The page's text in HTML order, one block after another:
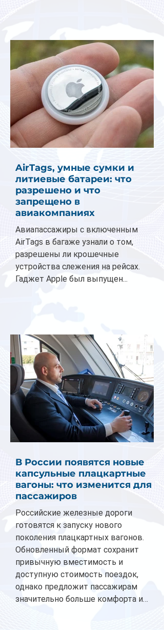
AirTags, умные сумки и
литиевые батареи: что
разрешено и что
запрещено в
авиакомпаниях
Авиапассажиры с включенным
AirTags в багаже узнали о том,
разрешены ли крошечные
устройства слежения на рейсах.
Гаджет Apple был выпущен...
В России появятся новые
капсульные плацкартные
вагоны: что изменится для
пассажиров
Российские железные дороги
готовятся к запуску нового
поколения плацкартных вагонов.
Обновленный формат сохранит
привычную вместимость и
доступную стоимость поездок,
однако предложит пассажирам
значительно больше комфорта и